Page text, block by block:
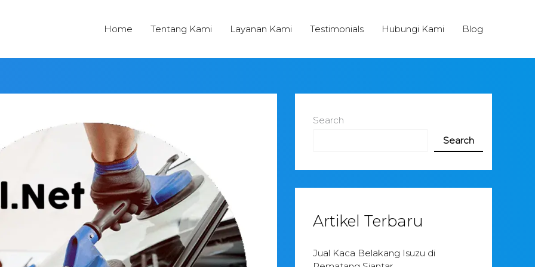
Home Tentang Kami Layanan Kami Testimonials Hubungi Kami Blog
Search
Search
Artikel Terbaru
Jual Kaca Belakang Isuzu di